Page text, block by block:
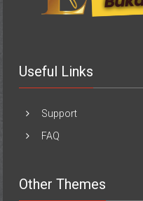
Useful Links
Support
FAQ
Other Themes